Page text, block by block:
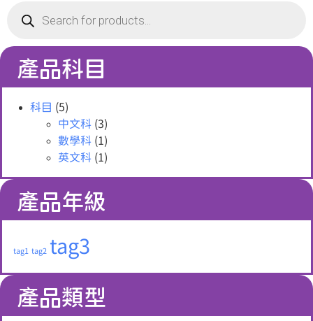
產品科目
科目 (5)
中文科 (3)
數學科 (1)
英文科 (1)
產品年級
tag1 tag2 tag3
產品類型